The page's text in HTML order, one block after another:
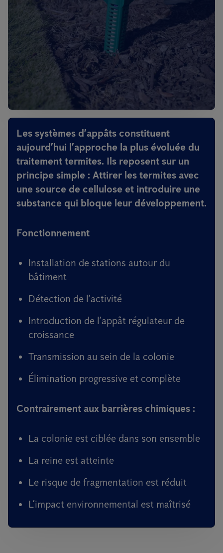
Les systèmes d’appâts constituent
aujourd’hui l’approche la plus évoluée du
traitement termites. Ils reposent sur un
principe simple : Attirer les termites avec
une source de cellulose et introduire une
substance qui bloque leur développement.
Fonctionnement
Installation de stations autour du
bâtiment
Détection de l’activité
Introduction de l’appât régulateur de
croissance
Transmission au sein de la colonie
Élimination progressive et complète
Contrairement aux barrières chimiques :
La colonie est ciblée dans son ensemble
La reine est atteinte
Le risque de fragmentation est réduit
L’impact environnemental est maîtrisé